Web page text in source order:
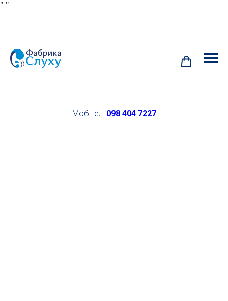
" "
Моб.тел: 098 404 7227